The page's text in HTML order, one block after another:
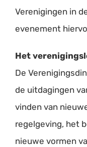
Verenigingen in
evenement
Het
De
de uitdagingen
vinden van
regelgeving, het
nieuwe vormen